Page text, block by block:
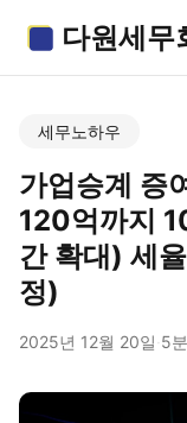
다원세무
세무노하우
가업승계 증
120억까지
간 확대) 세
정)
2025년 12월 20일 5